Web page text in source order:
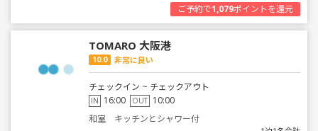
ご予約で1,079ポイントを還元
TOMARO 大阪港
10.0 非常に良い
チェックイン ~ チェックアウト
IN 16:00 OUT 10:00
和室 キッチンとシャワー付